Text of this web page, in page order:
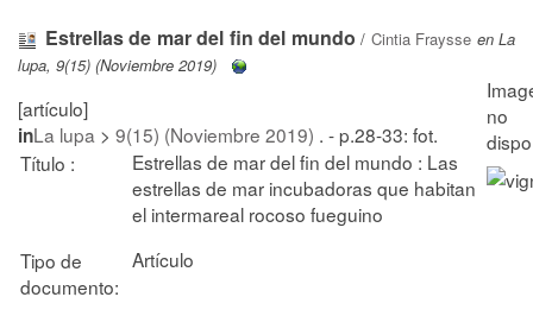
Estrellas de mar del fin del mundo / Cintia Fraysse en La
lupa, 9(15) (Noviembre 2019)
[artículo]
inLa lupa > 9(15) (Noviembre 2019) . - p.28-33: fot.
Título :
Estrellas de mar del fin del mundo : Las
estrellas de mar incubadoras que habitan
el intermareal rocoso fueguino
Tipo de
documento:
Artículo